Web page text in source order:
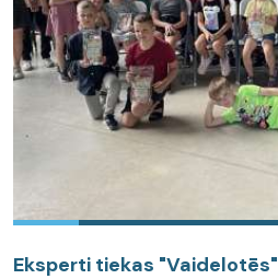
Eksperti tiekas "Vaidelotēs"